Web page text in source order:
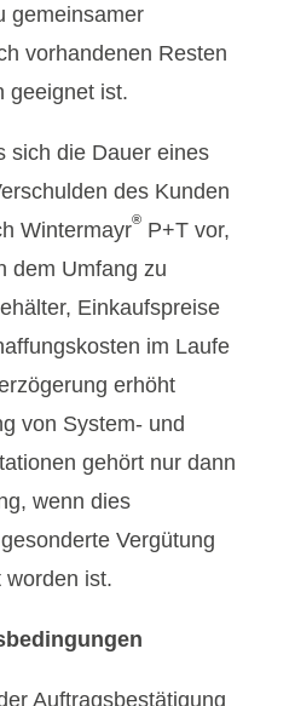
gemeinsamer
vorhandenen Resten
geeignet ist.
sich die Dauer eines
des Kunden
Wintermayr®P+T vor,
dem Umfang zu
Einkaufspreise
im Laufe
erhöht
von System- und
gehört nur dann
wenn dies
Vergütung
worden ist.
Auftragsbestätigung